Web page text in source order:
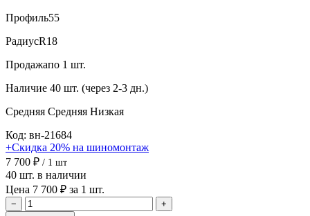
Профиль55
РадиусR18
Продажапо 1 шт.
Наличие 40 шт. (через 2-3 дн.)
Средняя Средняя Низкая
Код: вн-21684
+Скидка 20% на шиномонтаж
7 700 ₽ / 1 шт
40 шт. в наличии
Цена 7 700 ₽ за 1 шт.
−
+